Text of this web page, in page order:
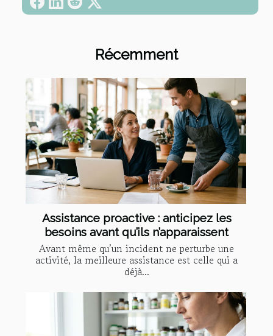
Récemment
Assistance proactive : anticipez les
besoins avant qu’ils n’apparaissent
Avant même qu’un incident ne perturbe une
activité, la meilleure assistance est celle qui a
déjà...